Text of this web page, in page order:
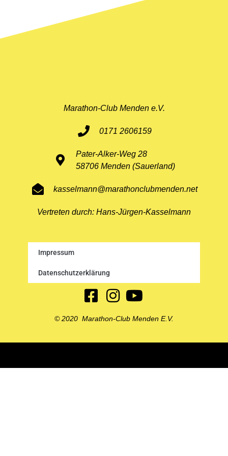
Marathon-Club Menden e.V.
0171 2606159
Pater-Alker-Weg 28
58706 Menden (Sauerland)
kasselmann@marathonclubmenden.net
Vertreten durch: Hans-Jürgen-Kasselmann
Impressum
Datenschutzerklärung
© 2020 Marathon-Club Menden E.V.